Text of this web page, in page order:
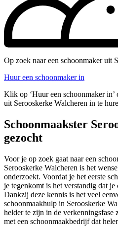
Op zoek naar een schoonmaker uit
Huur een schoonmaker in
Klik op ‘Huur een schoonmaker in’
uit Serooskerke Walcheren in te
Schoonmaakster
gezocht
Voor je op zoek gaat naar een
Serooskerke Walcheren is het
onderzoekt. Voordat je het eerste
je tegenkomt is het verstandig dat je
Dankzij deze kennis is het veel
schoonmaakhulp in Serooskerke
helder te zijn in de verkenningsfase
met een schoonmaakbedrijf dat